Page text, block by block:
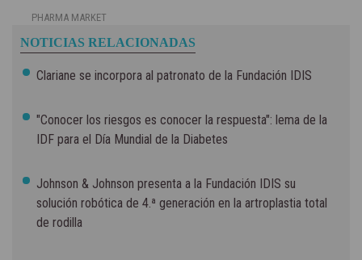
PHARMA MARKET
NOTICIAS RELACIONADAS
Clariane se incorpora al patronato de la Fundación IDIS
"Conocer los riesgos es conocer la respuesta": lema de la
IDF para el Día Mundial de la Diabetes
Johnson & Johnson presenta a la Fundación IDIS su
solución robótica de 4.ª generación en la artroplastia total
de rodilla